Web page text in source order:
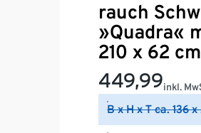
rauch
»Quadra«
210 x 62
449,99inkl.
B x H x T ca. 136